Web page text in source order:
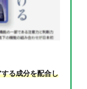
る成分を配合し